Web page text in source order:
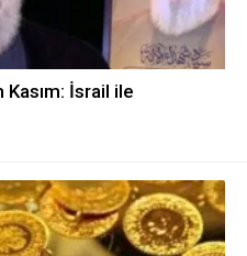
Kasım: İsrail ile